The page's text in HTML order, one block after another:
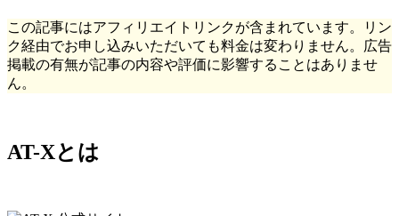
この記事にはアフィリエイトリンクが含まれています。リン
ク経由でお申し込みいただいても料金は変わりません。広告
掲載の有無が記事の内容や評価に影響することはありませ
ん。
AT-Xとは